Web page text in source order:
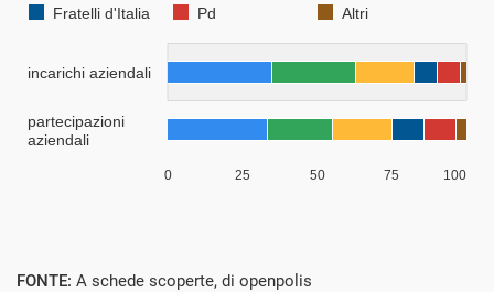
FONTE: A schede scoperte, di openpolis